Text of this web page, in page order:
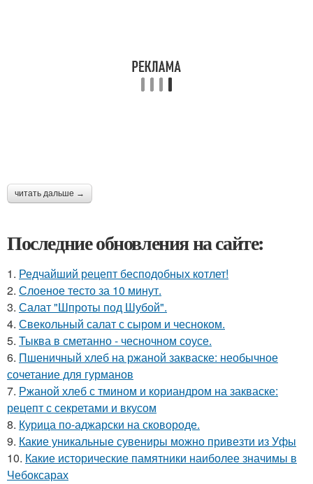
читать дальше →
Последние обновления на сайте:
1. Редчайший рецепт бесподобных котлет!
2. Слоеное тесто за 10 минут.
3. Салат "Шпроты под Шубой".
4. Свекольный салат с сыром и чесноком.
5. Тыква в сметанно - чесночном соусе.
6. Пшеничный хлеб на ржаной закваске: необычное
сочетание для гурманов
7. Ржаной хлеб с тмином и кориандром на закваске:
рецепт с секретами и вкусом
8. Курица по-аджарски на сковороде.
9. Какие уникальные сувениры можно привезти из Уфы
10. Какие исторические памятники наиболее значимы в
Чебоксарах